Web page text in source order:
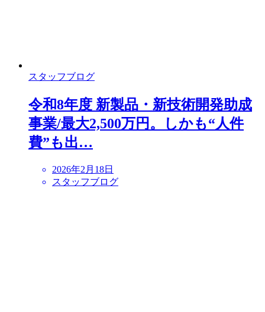
スタッフブログ
令和8年度 新製品・新技術開発助成
事業/最大2,500万円。しかも“人件
費”も出…
2026年2月18日
スタッフブログ